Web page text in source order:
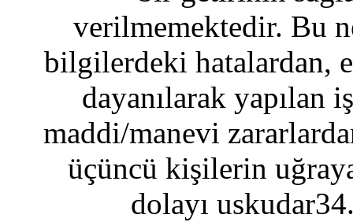
verilmemektedir. Bu
bilgilerdeki hatalardan,
dayanılarak yapılan
maddi/manevi
üçüncü kişilerin
dolayı